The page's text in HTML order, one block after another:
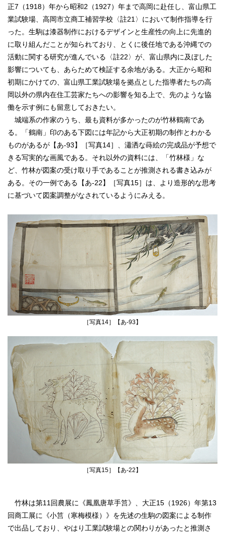
正7（1918）年から昭和2（1927）年まで高岡に赴任し、富山県工
業試験場、高岡市立商工補習学校〈註21〉において制作指導を行
った。生駒は漆器制作におけるデザインと生産性の向上に先進的
に取り組んだことが知られており、とくに後任地である沖縄での
活動に関する研究が進んでいる〈註22〉が、富山県内に及ぼした
影響についても、あらためて検証する余地がある。大正から昭和
初期にかけての、富山県工業試験場を拠点とした指導者たちの高
岡以外の県内在住工芸家たちへの影響を知る上で、先のような協
働を示す例にも留意しておきたい。
城端系の作家のうち、最も資料が多かったのが竹林鶴南であ
る。「鶴南」印のある下図には年記から大正初期の制作とわかる
ものがあるが【あ‐93】［写真14］、瀟洒な蒔絵の完成品が予想で
きる写実的な画風である。それ以外の資料には、「竹林様」な
ど、竹林が図案の受け取り手であることが推測される書き込みが
ある。その一例である【あ‐22】［写真15］は、より造形的な思考
に基づいて図案調整がなされているようにみえる。
［写真14］【あ‐93】
［写真15］【あ‐22】
竹林は第11回農展に《鳳凰唐草手筥》、大正15（1926）年第13
回商工展に《小筥（寒梅模様）》を先述の生駒の図案による制作
で出品しており、やはり工業試験場との関わりがあったと推測さ